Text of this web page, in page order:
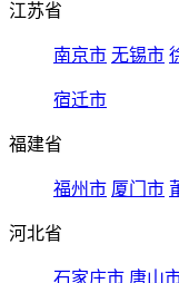
江苏省
南京市 无锡市
宿迁市
福建省
福州市 厦门市
河北省
石家庄市 唐山